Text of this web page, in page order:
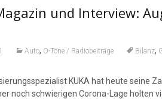
und Interview:
Auto, O-Töne / Radiobeiträge Bilanz,
KUKA hat heute seine
noch schwierigen Corona-Lage holten